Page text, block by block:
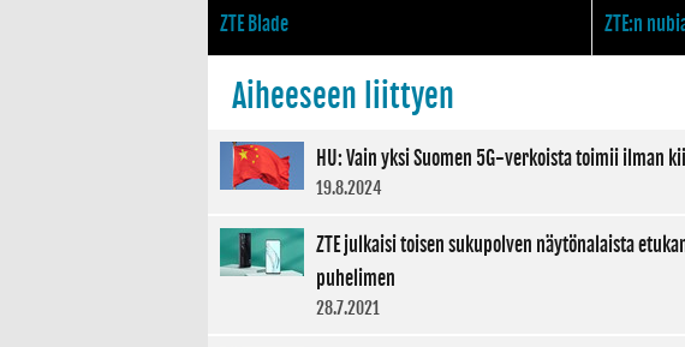
ZTE Blade
ZTE:n
Aiheeseen liittyen
HU: Vain yksi Suomen 5G-verkoista toimii ilman
19.8.2024
ZTE julkaisi toisen sukupolven näytönalaista
puhelimen
28.7.2021